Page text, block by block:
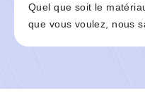
Quel que soit le
que vous voulez, nous